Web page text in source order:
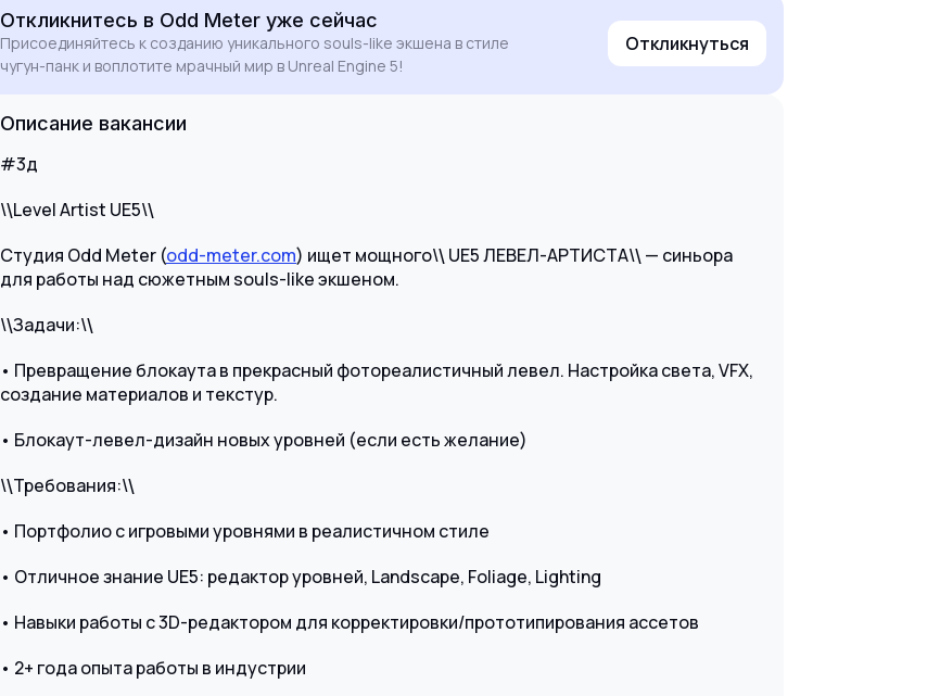
Возможность поработать над проектом с
боевкой в духе Sekiro и глубоким сюжетом —
это именно тот вызов, который я ищу.
художественный взгляд помогут сделать
мир вашей игры еще более атмосферным и
живым.
Откликнитесь в Odd Meter уже сейчас
Присоединяйтесь к созданию уникального souls-like экшена в стиле
чугун-панк и воплотите мрачный мир в Unreal Engine 5!
Откликнуться
Описание вакансии
#3д
\\Level Artist UE5\\
Студия Odd Meter (odd-meter.com) ищет мощного\\ UE5 ЛЕВЕЛ-АРТИСТА\\ — синьора
для работы над сюжетным souls-like экшеном.
\\Задачи:\\
• Превращение блокаута в прекрасный фотореалистичный левел. Настройка света, VFX,
создание материалов и текстур.
• Блокаут-левел-дизайн новых уровней (если есть желание)
\\Требования:\\
• Портфолио с игровыми уровнями в реалистичном стиле
• Отличное знание UE5: редактор уровней, Landscape, Foliage, Lighting
• Навыки работы с 3D-редактором для корректировки/прототипирования ассетов
• 2+ года опыта работы в индустрии